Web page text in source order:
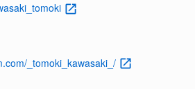
_tomoki_kawasaki_/